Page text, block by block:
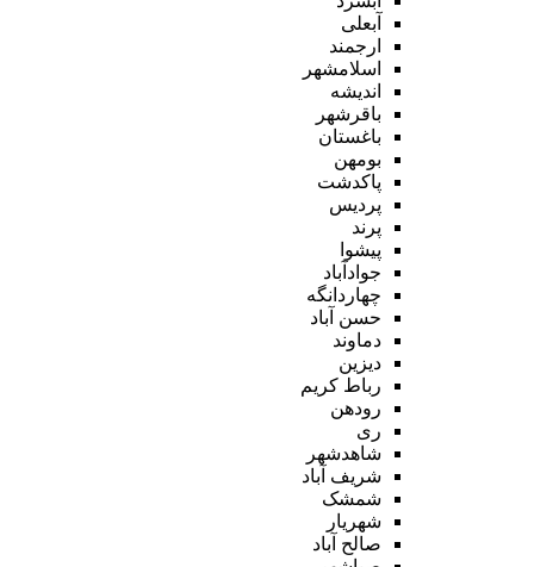
آبعلی
ارجمند
اسلامشهر
اندیشه
باقرشهر
باغستان
بومهن
پاکدشت
پردیس
پرند
پیشوا
جوادآباد
چهاردانگه
حسن آباد
دماوند
دیزین
رباط کریم
رودهن
ری
شاهدشهر
شریف آباد
شمشک
شهریار
صالح آباد